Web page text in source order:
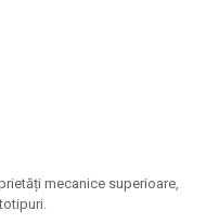
mecanice superioare,